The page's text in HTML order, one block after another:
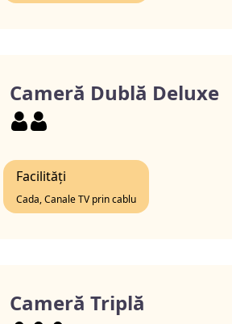
Cameră Dublă Deluxe
Facilități
Cada, Canale TV prin cablu
Cameră Triplă